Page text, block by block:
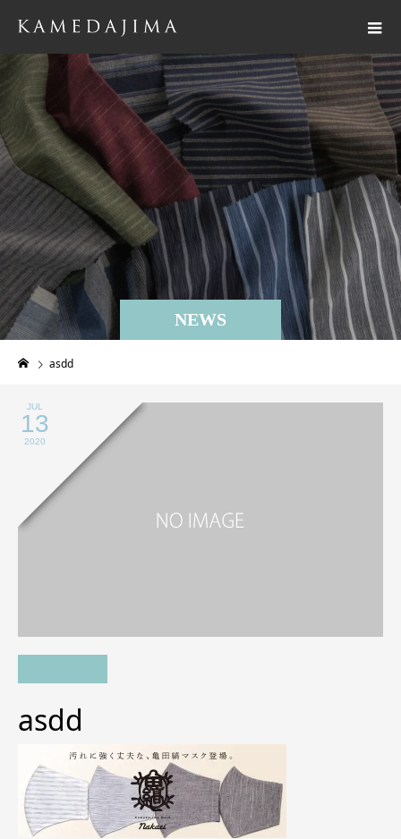
NEWS
asdd
JUL
13
2020
asdd